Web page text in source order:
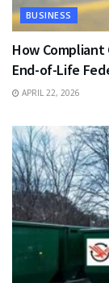
BUSINESS
How Compliant
End-of-Life
APRIL 22, 2026